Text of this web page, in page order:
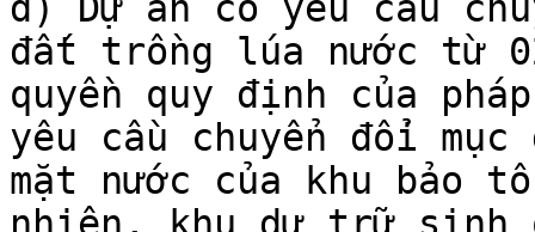
đất trồng lúa nước từ
quyền quy định của
yêu cầu chuyển đổi
mặt nước của khu bảo